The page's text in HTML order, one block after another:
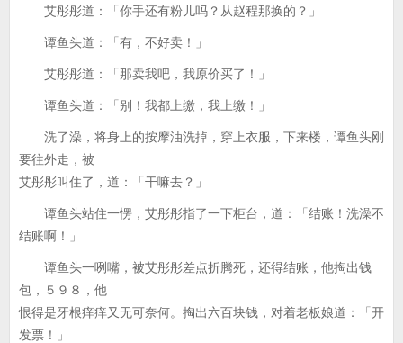
艾彤彤道：「你手还有粉儿吗？从赵程那换的？」
谭鱼头道：「有，不好卖！」
艾彤彤道：「那卖我吧，我原价买了！」
谭鱼头道：「别！我都上缴，我上缴！」
洗了澡，将身上的按摩油洗掉，穿上衣服，下来楼，谭鱼头刚
要往外走，被
艾彤彤叫住了，道：「干嘛去？」
谭鱼头站住一愣，艾彤彤指了一下柜台，道：「结账！洗澡不
结账啊！」
谭鱼头一咧嘴，被艾彤彤差点折腾死，还得结账，他掏出钱
包，５９８，他
恨得是牙根痒痒又无可奈何。掏出六百块钱，对着老板娘道：「开
发票！」